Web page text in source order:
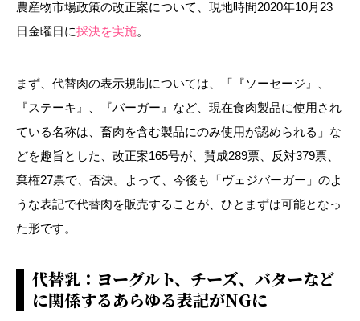
農産物市場政策の改正案について、現地時間2020年10月 23
日金曜日に採決を実施。
まず、代替肉の表示規制については、「『ソーセージ』、
『ステーキ』、『バーガー』など、現在食肉製品に使用され
ている名称は、畜肉を含む製品にのみ使用が認められる」な
どを趣旨とした、改正案165号が、賛成289票、反対379票、
棄権27票で、否決。よって、今後も「ヴェジバーガー」のよ
うな表記で代替肉を販売することが、ひとまずは可能となっ
た形です。
代替乳：ヨーグルト、チーズ、バターなど
に関係するあらゆる表記がNGに